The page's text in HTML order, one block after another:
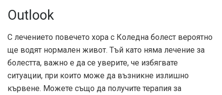
Outlook
С лечението повечето хора с Коледна болест вероятно
ще водят нормален живот. Тъй като няма лечение за
болестта, важно е да се уверите, че избягвате
ситуации, при които може да възникне излишно
кървене. Можете също да получите терапия за